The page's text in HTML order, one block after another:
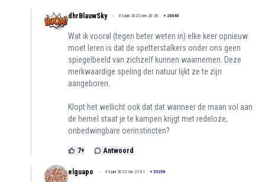
dhrBlauwSky 03 juni 2022 om 20:56 + 20040
Wat ik vooral (tegen beter weten in) elke keer opnieuw
moet leren is dat de spetterstalkers onder ons geen
spiegelbeeld van zichzelf kunnen waarnemen. Deze
merkwaardige speling der natuur lijkt ze te zijn
aangeboren.
Klopt het wellicht ook dat dat wanneer de maan vol aan
de hemel staat je te kampen krijgt met redeloze,
onbedwingbare oerinstincten?
7+ Antwoord
elguapo 03 juni 2022 om 21:01 + 53256